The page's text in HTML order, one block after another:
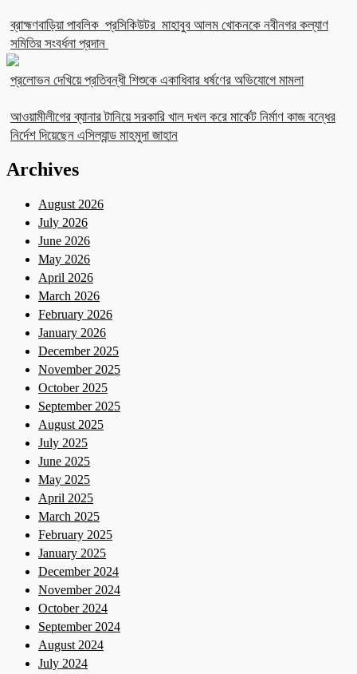
ব্রাহ্মণবাড়িয়া পাবলিক প্রসিকিউটর মাহাবুব আলম খোকনকে নবীনগর কল্যাণ
সমিতির সংবর্ধনা প্রদান
প্রলোভন দেখিয়ে প্রতিবন্ধী শিশুকে একাধিবার ধর্ষণের অভিযোগে মামলা
আওয়ামীলীগের ব্যানার টানিয়ে সরকারি খাল দখল করে মার্কেট নির্মাণ কাজ বন্ধের
নির্দেশ দিয়েছেন এসিল্যান্ড মাহমুদা জাহান
Archives
August 2026
July 2026
June 2026
May 2026
April 2026
March 2026
February 2026
January 2026
December 2025
November 2025
October 2025
September 2025
August 2025
July 2025
June 2025
May 2025
April 2025
March 2025
February 2025
January 2025
December 2024
November 2024
October 2024
September 2024
August 2024
July 2024